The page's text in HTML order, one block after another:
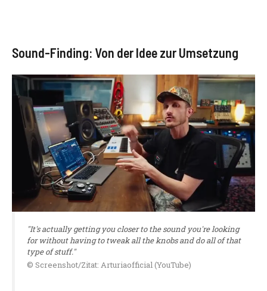
Sound-Finding: Von der Idee zur Umsetzung
"It's actually getting you closer to the sound you're looking
for without having to tweak all the knobs and do all of that
type of stuff."
© Screenshot/Zitat: Arturiaofficial (YouTube)